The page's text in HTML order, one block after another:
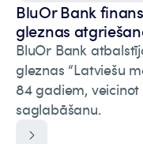
BluOr Bank
gleznas
BluOr Bank
gleznas “Latviešu
84 gadiem,
saglabāšanu.